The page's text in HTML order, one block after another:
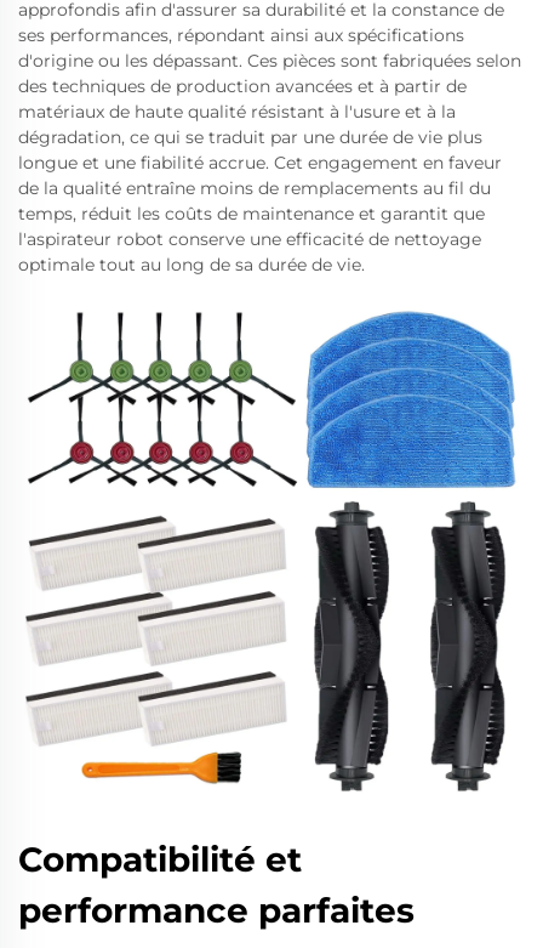
approfondis afin d'assurer sa durabilité et la constance de
ses performances, répondant ainsi aux spécifications
d'origine ou les dépassant. Ces pièces sont fabriquées selon
des techniques de production avancées et à partir de
matériaux de haute qualité résistant à l'usure et à la
dégradation, ce qui se traduit par une durée de vie plus
longue et une fiabilité accrue. Cet engagement en faveur
de la qualité entraîne moins de remplacements au fil du
temps, réduit les coûts de maintenance et garantit que
l'aspirateur robot conserve une efficacité de nettoyage
optimale tout au long de sa durée de vie.
Compatibilité et
performance parfaites